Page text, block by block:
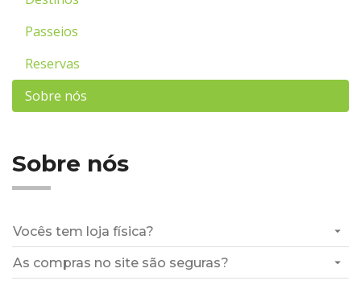
Passeios
Reservas
Sobre nós
Sobre nós
Vocês tem loja física?
As compras no site são seguras?